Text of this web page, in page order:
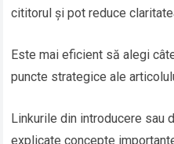
cititorul și pot reduce
Este mai eficient să alegi
puncte strategice ale
Linkurile din introducere sau
explicate concepte